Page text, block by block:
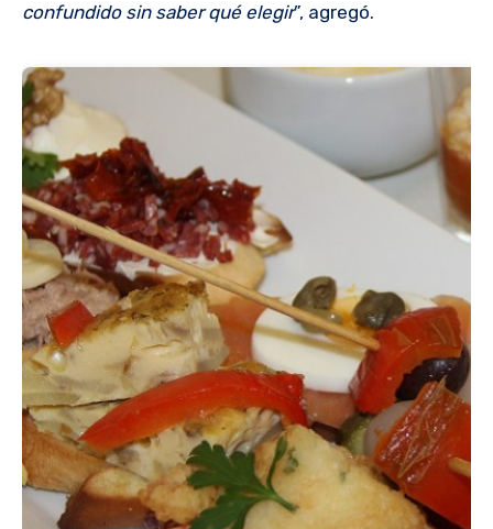
confundido sin saber qué elegir”, agregó.